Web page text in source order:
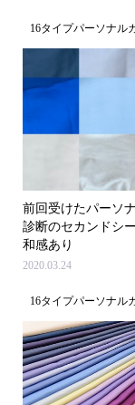
16タイプパーソナル
前回受けたパーソ
診断のセカンドシ
和感あり
2020.03.24
16タイプパーソナル